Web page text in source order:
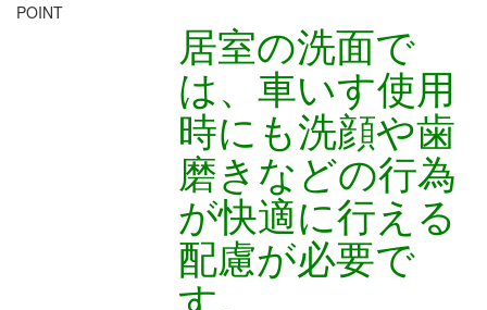
POINT
居室の洗面で
は、車いす使用
時にも洗顔や歯
磨きなどの行為
が快適に行える
配慮が必要で
す。